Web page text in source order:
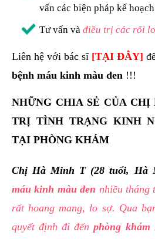
vấn các biện pháp kế
Tư vấn vàđiều trị các rối
Liên hệ với bác sĩ [TẠI ĐÂY]
bệnh máu kinh màu đen!!!
NHỮNG CHIA SẺ CỦA
TRỊ TÌNH TRẠNG KINH
TẠI PHÒNG KHÁM
Chị Hà Minh T (28 tuổi, Hà
máu kinh màu đen nhiều tháng
rất hoang mang, lo sợ. Qua
quyết định đi đếnphòng khám